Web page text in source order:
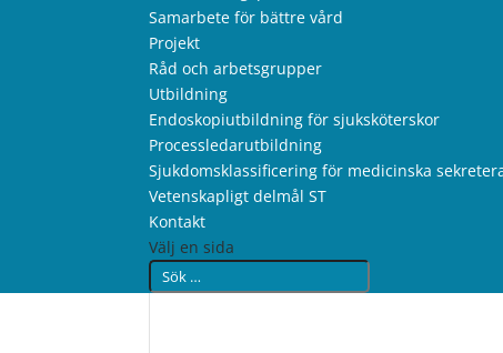
Samarbete för bättre vård
Projekt
Råd och arbetsgrupper
Utbildning
Endoskopiutbildning för sjuksköterskor
Processledarutbildning
Sjukdomsklassificering för medicinska
Vetenskapligt delmål ST
Kontakt
Välj en sida